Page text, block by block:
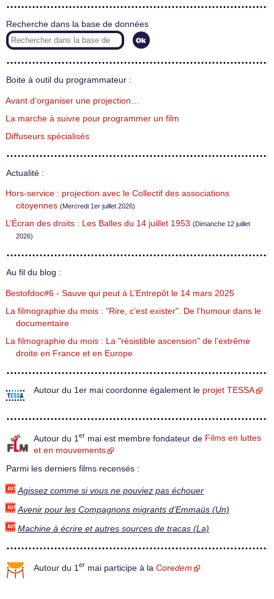
Recherche dans la base de données
Boite à outil du programmateur :
Avant d’organiser une projection…
La marche à suivre pour programmer un film
Diffuseurs spécialisés
Actualité :
Hors-service : projection avec le Collectif des associations
citoyennes (Mercredi 1er juillet 2026)
L’Écran des droits : Les Balles du 14 juillet 1953 (Dimanche 12 juillet
2026)
Au fil du blog :
Bestofdoc#6 - Sauve qui peut à L’Entrepôt le 14 mars 2025
La filmographie du mois : "Rire, c’est exister". De l’humour dans le
documentaire
La filmographie du mois : La "résistible ascension" de l’extrême
droite en France et en Europe
Autour du 1er mai coordonne également le projet TESSA
Autour du 1 er mai est membre fondateur de Films en luttes
et en mouvements
Parmi les derniers films recensés :
Agissez comme si vous ne pouviez pas échouer
Avenir pour les Compagnons migrants d’Emmaüs (Un)
Machine à écrire et autres sources de tracas (La)
Autour du 1 er mai participe à la Coredem